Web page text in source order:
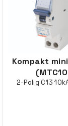
Kompakt
2-Polig C13